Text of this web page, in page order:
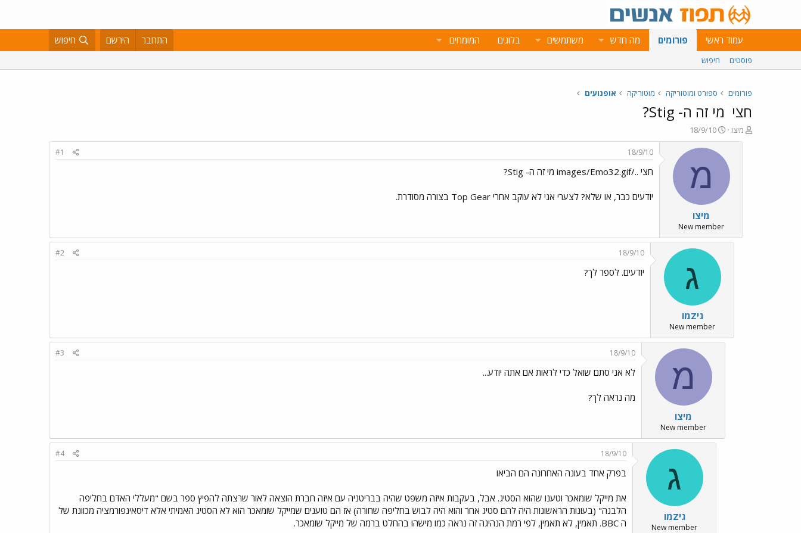
עמוד ראשי פורומים מה חדש משתמשים בלוגים המומחים התחבר הירשם חיפוש
פוסטים חיפוש
פורומים ספורט ומוטוריקה מוטוריקה אופנועים
חצי מי זה ה- Stig?
פ
ו
מיצו
פ
ו
ר
א
י
ך
18/9/10
מ
מיצו
New member
18/9/10
#1
חצי ../images/Emo32.gif מי זה ה- Stig?
יודעים כבר, או שלא? לצערי אני לא עוקב אחרי Top Gear בצורה מסודרת.
ג
גיZמו
New member
18/9/10
#2
יודעים. לספר לך?
מ
מיצו
New member
18/9/10
#3
לא אני סתם שואל כדי לראות אם אתה יודע...
מה נראה לך?
ג
גיZמו
New member
18/9/10
#4
בפרק אחד בעונה האחרונה הם הביאו
את מייקל שומאכר וטענו שהוא הסטיג. אבל, בעקבות איזה משפט שהיה בבריטניה עם איזה חברת הוצאה לאור שרצתה להפיץ ספר בשם "מעללי האדם בחליפה
הלבנה" (בעונות הראשונות היה להם סטיג אחר והוא היה לבוש בחליפה שחורה) אז הם טוענים שמייקל שומאכר הוא לא הסטיג האמיתי אלא דיסאינפורמציה מכוונת של
ה BBC. תאמין, לא תאמין, לפי רמת הנהיגה זה נראה כמו מישהו בהחלט ברמה של מייקל שומאכר.